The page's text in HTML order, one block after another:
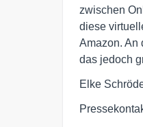
zwischen
diese
Amazon. An
das jedoch
Elke